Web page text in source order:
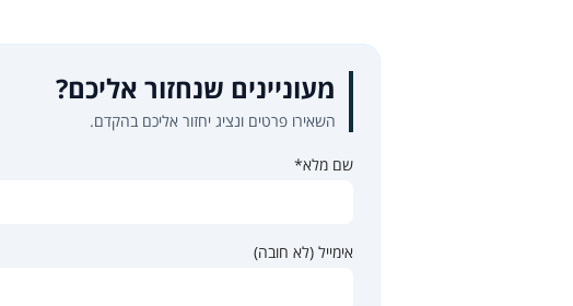
מעוניינים שנחזור אליכם?
השאירו פרטים ונציג יחזור אליכם בהקדם.
שם מלא*
אימייל (לא חובה)